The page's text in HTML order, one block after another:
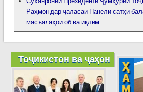
Раҳмон дар ҷаласаи Панели сатҳи
масъалаҳои об ва иқлим
Тоҷикистон ва ҷаҳон